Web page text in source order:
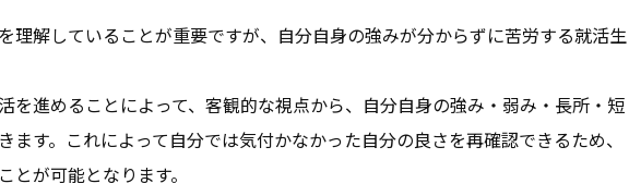
理解していることが重要ですが、自分自身の強みが分からずに苦労する就活生
を進めることによって、客観的な視点から、自分自身の強み・弱み・長所・短
ます。これによって自分では気付かなかった自分の良さを再確認できるため、
とが可能となります。